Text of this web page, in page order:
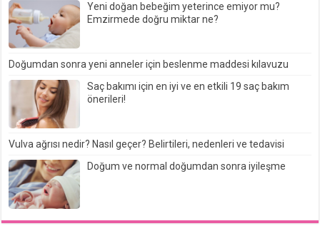
Yeni doğan bebeğim yeterince emiyor mu?
Emzirmede doğru miktar ne?
Doğumdan sonra yeni anneler için beslenme maddesi kılavuzu
Saç bakımı için en iyi ve en etkili 19 saç bakım
önerileri!
Vulva ağrısı nedir? Nasıl geçer? Belirtileri, nedenleri ve tedavisi
Doğum ve normal doğumdan sonra iyileşme